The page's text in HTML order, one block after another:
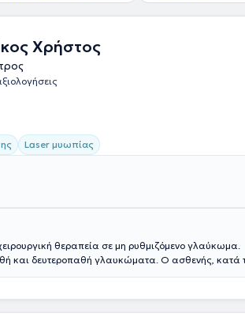
Χρήστος
Laser μυωπίας
θεραπεία σε μη ρυθμιζόμενο γλαύκωμα.
και δευτεροπαθή γλαυκώματα. Ο ασθενής, κατά